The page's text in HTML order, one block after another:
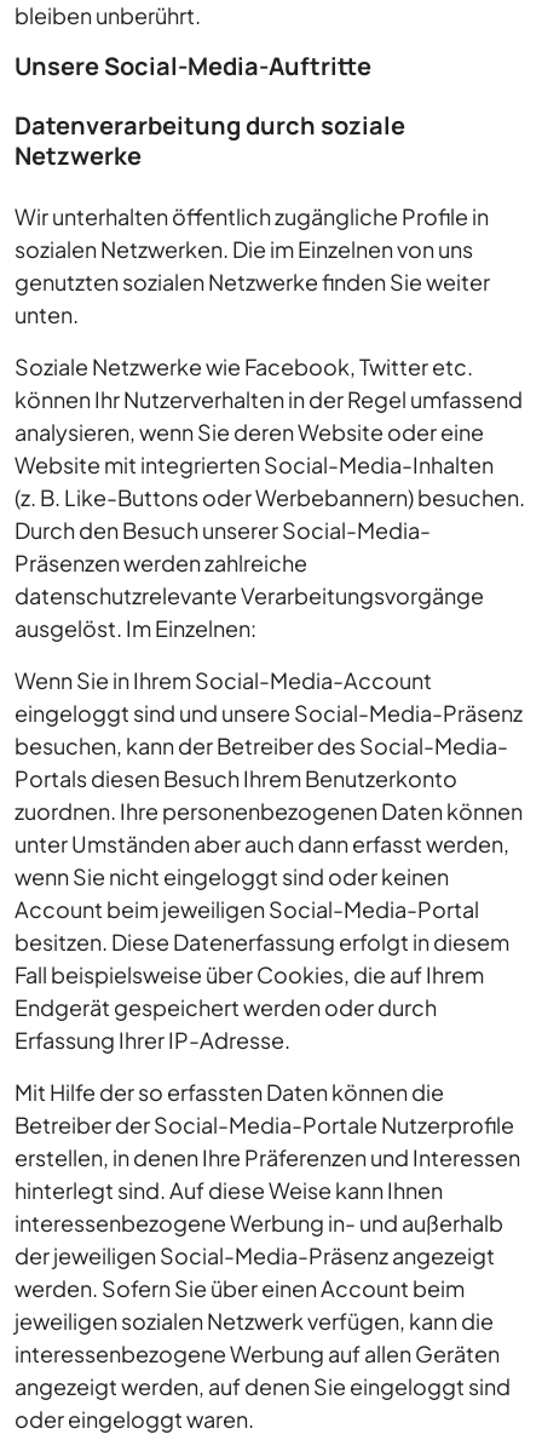
bleiben unberührt.
Unsere Social-Media-Auftritte
Datenverarbeitung durch soziale
Netzwerke
Wir unterhalten öffentlich zugängliche Profile in
sozialen Netzwerken. Die im Einzelnen von uns
genutzten sozialen Netzwerke finden Sie weiter
unten.
Soziale Netzwerke wie Facebook, Twitter etc.
können Ihr Nutzerverhalten in der Regel umfassend
analysieren, wenn Sie deren Website oder eine
Website mit integrierten Social-Media-Inhalten
(z. B. Like-Buttons oder Werbebannern) besuchen.
Durch den Besuch unserer Social-Media-
Präsenzen werden zahlreiche
datenschutzrelevante Verarbeitungsvorgänge
ausgelöst. Im Einzelnen:
Wenn Sie in Ihrem Social-Media-Account
eingeloggt sind und unsere Social-Media-Präsenz
besuchen, kann der Betreiber des Social-Media-
Portals diesen Besuch Ihrem Benutzerkonto
zuordnen. Ihre personenbezogenen Daten können
unter Umständen aber auch dann erfasst werden,
wenn Sie nicht eingeloggt sind oder keinen
Account beim jeweiligen Social-Media-Portal
besitzen. Diese Datenerfassung erfolgt in diesem
Fall beispielsweise über Cookies, die auf Ihrem
Endgerät gespeichert werden oder durch
Erfassung Ihrer IP-Adresse.
Mit Hilfe der so erfassten Daten können die
Betreiber der Social-Media-Portale Nutzerprofile
erstellen, in denen Ihre Präferenzen und Interessen
hinterlegt sind. Auf diese Weise kann Ihnen
interessenbezogene Werbung in- und außerhalb
der jeweiligen Social-Media-Präsenz angezeigt
werden. Sofern Sie über einen Account beim
jeweiligen sozialen Netzwerk verfügen, kann die
interessenbezogene Werbung auf allen Geräten
angezeigt werden, auf denen Sie eingeloggt sind
oder eingeloggt waren.